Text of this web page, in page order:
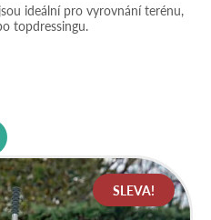
ideální pro vyrovnání terénu,
topdressingu.
SLEVA!